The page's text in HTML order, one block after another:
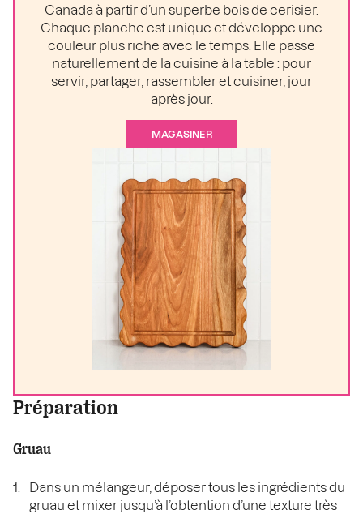
Canada à partir d’un superbe bois de cerisier.
Chaque planche est unique et développe une
couleur plus riche avec le temps. Elle passe
naturellement de la cuisine à la table : pour
servir, partager, rassembler et cuisiner, jour
après jour.
MAGASINER
Préparation
Gruau
Dans un mélangeur, déposer tous les ingrédients du
gruau et mixer jusqu’à l’obtention d’une texture très